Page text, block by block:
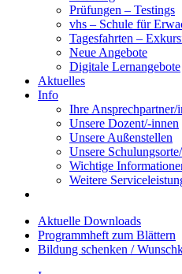
Prüfungen – Testings
vhs – Schule für
Tagesfahrten –
Neue Angebote
Digitale Lernangebote
Aktuelles
Info
Ihre Ansprechpartner/
Unsere Dozent/-innen
Unsere Außenstellen
Unsere
Wichtige
Weitere
Aktuelle Downloads
Programmheft zum Blättern
Bildung schenken /